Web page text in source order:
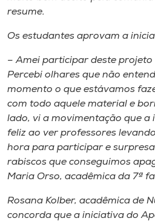
resume.
Os estudantes aprovam a
– Amei participar deste projeto
Percebi olhares que não
momento o que estávamos
com todo aquele material e
lado, vi a movimentação que a
feliz ao ver professores
hora para participar e
rabiscos que conseguimos
Maria Orso, acadêmica da 7ª
Rosana Kolber, acadêmica de
concorda que a iniciativa do